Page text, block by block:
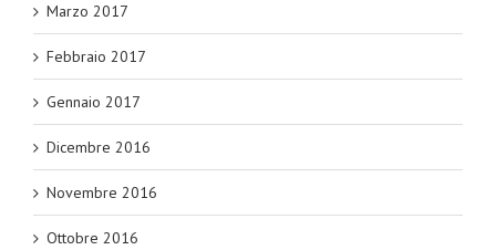
Marzo 2017
Febbraio 2017
Gennaio 2017
Dicembre 2016
Novembre 2016
Ottobre 2016